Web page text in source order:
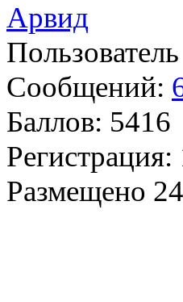
Арвид
Пользователь
Сообщений:
Баллов: 5416
Регистрация:
Размещено